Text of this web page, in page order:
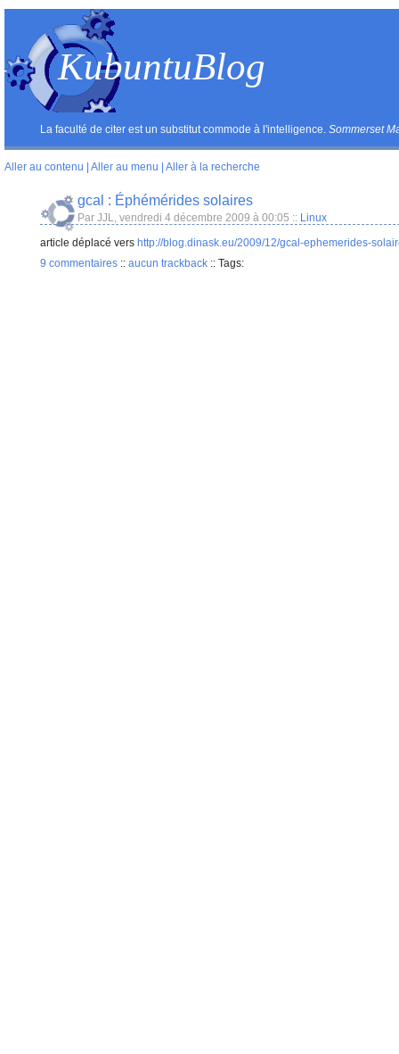
KubuntuBlog
La faculté de citer est un substitut commode à l'intelligence. Sommerset
Aller au contenu Aller au menu Aller à la recherche
gcal : Éphémérides solaires
Par JJL, vendredi 4 décembre 2009 à 00:05 :: Linux
article déplacé vers http://blog.dinask.eu/2009/12/gcal-ephemerides-
9 commentaires :: aucun trackback ::Tags: